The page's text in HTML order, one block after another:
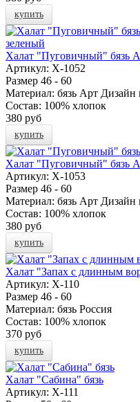
купить
Халат "Пуговичный" бязь
Артикул: Х-1052
Размер 46 - 60
Материал: бязь Арт Дизайн
Состав: 100% хлопок
380 руб
купить
Халат "Пуговичный" бязь
Артикул: Х-1053
Размер 46 - 60
Материал: бязь Арт Дизайн
Состав: 100% хлопок
380 руб
купить
Халат "Запах с длинным
Артикул: Х-110
Размер 46 - 60
Материал: бязь Россия
Состав: 100% хлопок
370 руб
купить
Халат "Сабина" бязь
Артикул: Х-111